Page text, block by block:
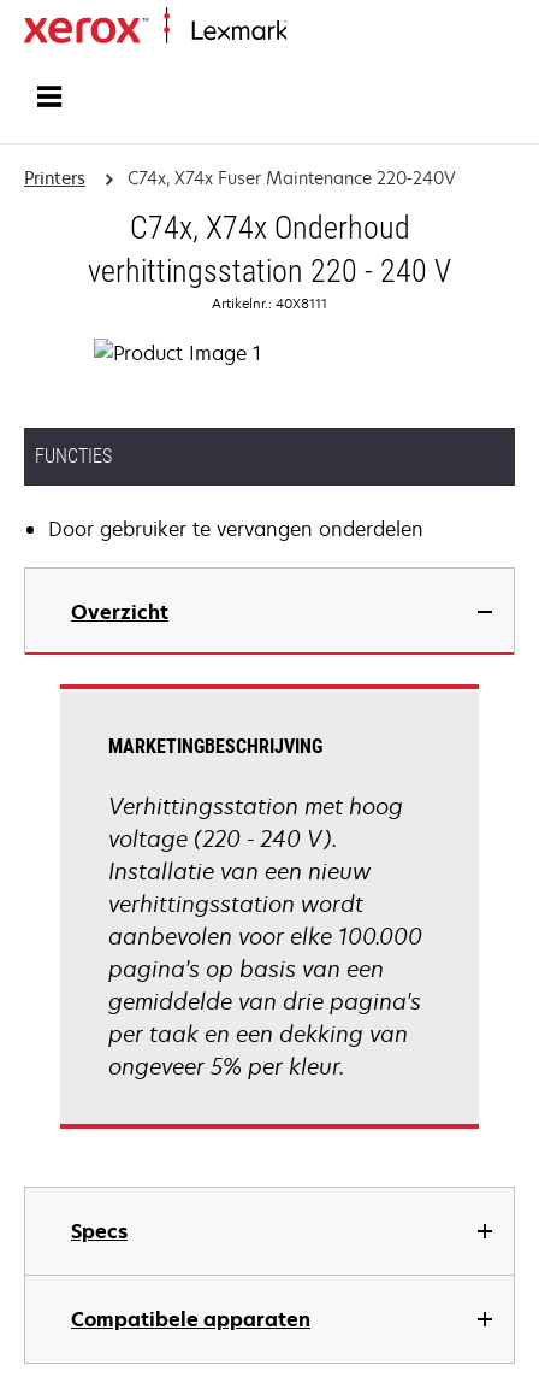
Printers C74x, X74x Fuser Maintenance 220-240V
C74x, X74x Onderhoud
verhittingsstation 220 - 240 V
Artikelnr.: 40X8111
FUNCTIES
Door gebruiker te vervangen onderdelen
Overzicht
Specs
Compatibele apparaten
MARKETINGBESCHRIJVING
Verhittingsstation met hoog
voltage (220 - 240 V).
Installatie van een nieuw
verhittingsstation wordt
aanbevolen voor elke 100.000
pagina's op basis van een
gemiddelde van drie pagina's
per taak en een dekking van
ongeveer 5% per kleur.